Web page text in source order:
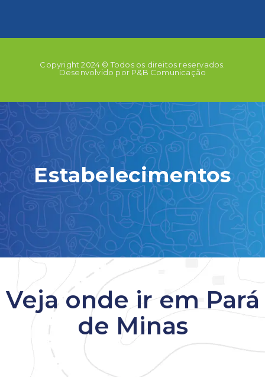
Copyright 2024 © Todos os direitos reservados.
Desenvolvido por P&B Comunicação
Estabelecimentos
Veja onde ir em Pará
de Minas